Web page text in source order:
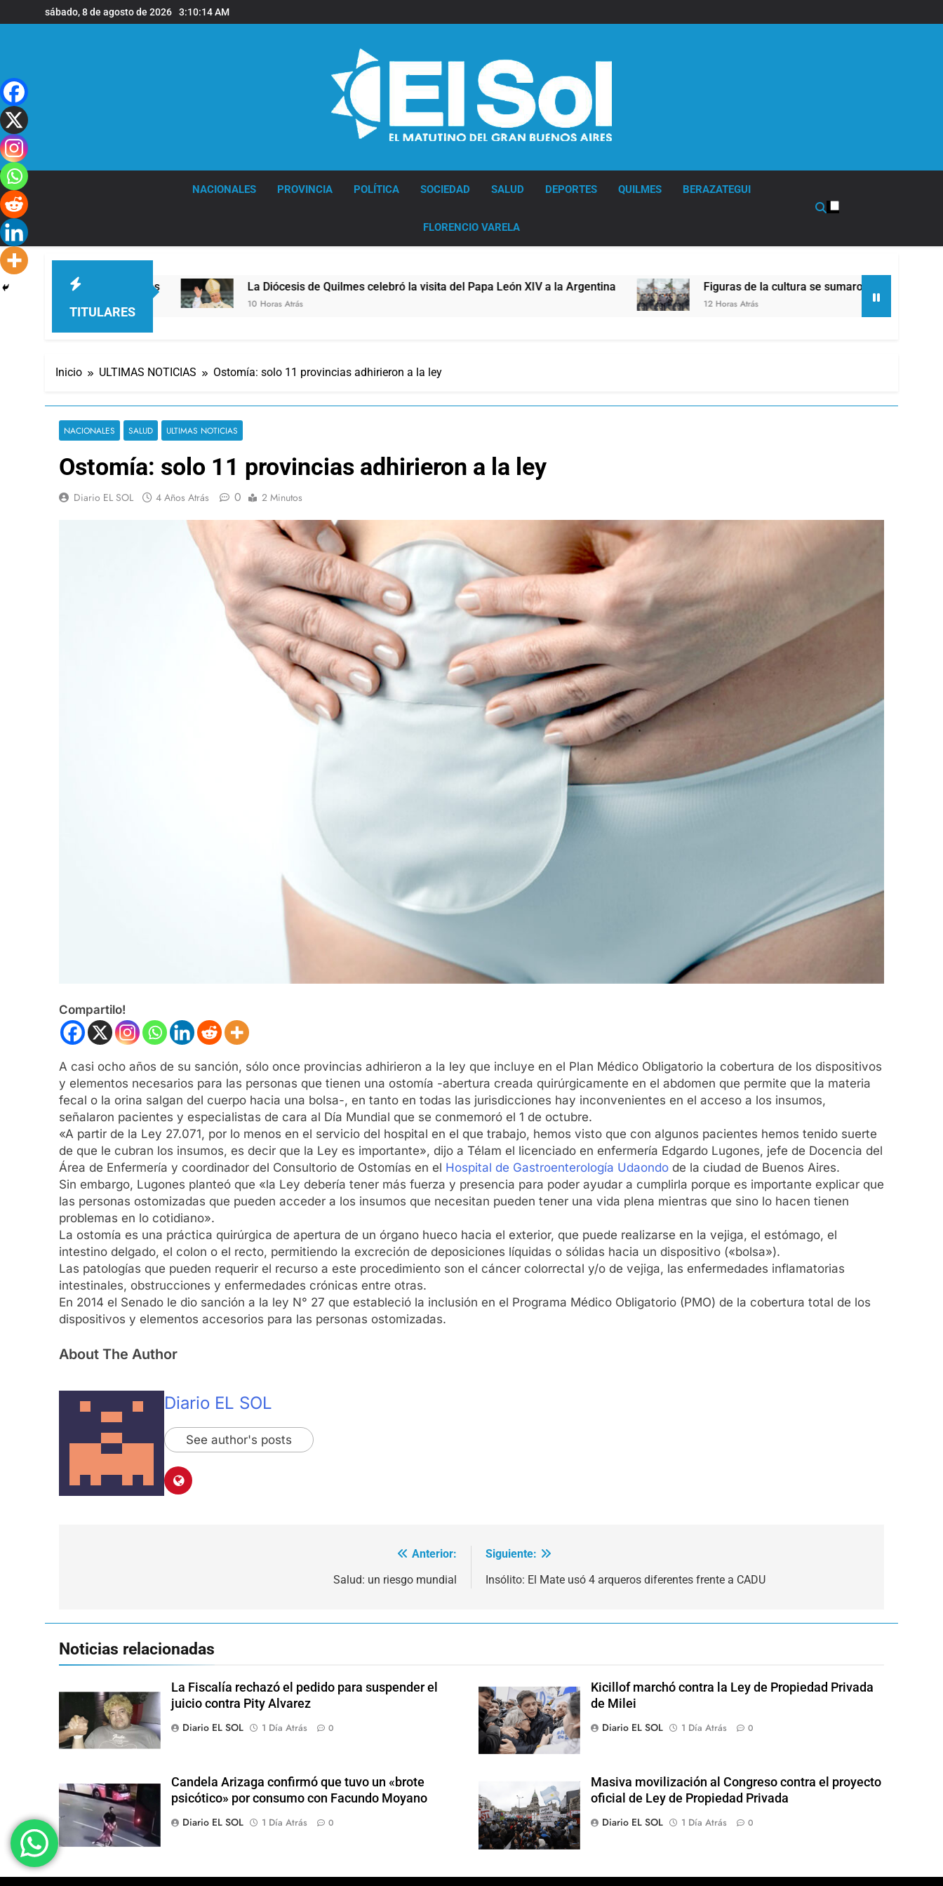
al
sábado, 8 de agosto de 2026 3:10:15 AM
NACIONALES PROVINCIA POLÍTICA SOCIEDAD SALUD DEPORTES QUILMES BERAZATEGUI
FLORENCIO VARELA
TITULARES
de Quilmes La Diócesis de Quilmes celebró la visita del Papa León XIV a la Argentina
10 Horas Atrás
Figuras de la cultura se sumaron a la marcha frente al
12 Horas Atrás
Inicio ULTIMAS NOTICIAS Ostomía: solo 11 provincias adhirieron a la ley
NACIONALES SALUD ULTIMAS NOTICIAS
Ostomía: solo 11 provincias adhirieron a la ley
Diario EL SOL 4 Años Atrás 0 2 Minutos
Compartilo!
A casi ocho años de su sanción, sólo once provincias adhirieron a la ley que incluye en el Plan Médico Obligatorio la cobertura de los dispositivos
y elementos necesarios para las personas que tienen una ostomía -abertura creada quirúrgicamente en el abdomen que permite que la materia
fecal o la orina salgan del cuerpo hacia una bolsa-, en tanto en todas las jurisdicciones hay inconvenientes en el acceso a los insumos,
señalaron pacientes y especialistas de cara al Día Mundial que se conmemoró el 1 de octubre.
«A partir de la Ley 27.071, por lo menos en el servicio del hospital en el que trabajo, hemos visto que con algunos pacientes hemos tenido suerte
de que le cubran los insumos, es decir que la Ley es importante», dijo a Télam el licenciado en enfermería Edgardo Lugones, jefe de Docencia del
Área de Enfermería y coordinador del Consultorio de Ostomías en el Hospital de Gastroenterología Udaondo de la ciudad de Buenos Aires.
Sin embargo, Lugones planteó que «la Ley debería tener más fuerza y presencia para poder ayudar a cumplirla porque es importante explicar que
las personas ostomizadas que pueden acceder a los insumos que necesitan pueden tener una vida plena mientras que sino lo hacen tienen
problemas en lo cotidiano».
La ostomía es una práctica quirúrgica de apertura de un órgano hueco hacia el exterior, que puede realizarse en la vejiga, el estómago, el
intestino delgado, el colon o el recto, permitiendo la excreción de deposiciones líquidas o sólidas hacia un dispositivo («bolsa»).
Las patologías que pueden requerir el recurso a este procedimiento son el cáncer colorrectal y/o de vejiga, las enfermedades inflamatorias
intestinales, obstrucciones y enfermedades crónicas entre otras.
En 2014 el Senado le dio sanción a la ley N° 27 que estableció la inclusión en el Programa Médico Obligatorio (PMO) de la cobertura total de los
dispositivos y elementos accesorios para las personas ostomizadas.
About The Author
Diario EL SOL
See author's posts
Anterior:
Salud: un riesgo mundial
Siguiente:
Insólito: El Mate usó 4 arqueros diferentes frente a CADU
Noticias relacionadas
La Fiscalía rechazó el pedido para suspender el
juicio contra Pity Alvarez
Diario EL SOL
1 Día Atrás 0
Kicillof marchó contra la Ley de Propiedad Privada
de Milei
Diario EL SOL
1 Día Atrás 0
Candela Arizaga confirmó que tuvo un «brote
psicótico» por consumo con Facundo Moyano
Diario EL SOL
1 Día Atrás 0
Masiva movilización al Congreso contra el proyecto
oficial de Ley de Propiedad Privada
Diario EL SOL
1 Día Atrás 0